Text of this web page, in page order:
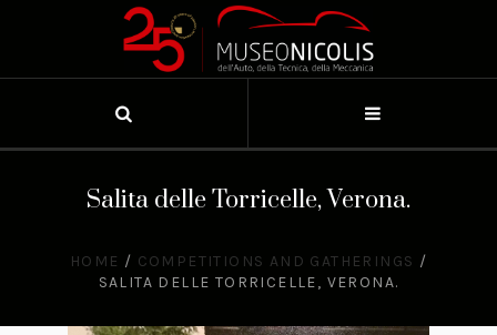
Salita delle Torricelle, Verona.
HOME / COMPETITIONS AND GATHERINGS /
SALITA DELLE TORRICELLE, VERONA.